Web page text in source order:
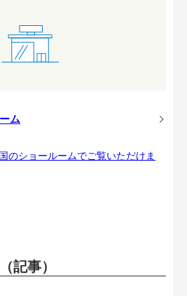
ム
のショールームでご覧いただけま
記事）